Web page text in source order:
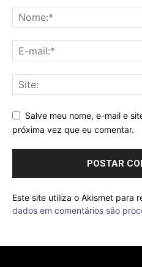
Salve meu nome, e-mail e
próxima vez que eu comentar.
Este site utiliza o Akismet para
dados em comentários são